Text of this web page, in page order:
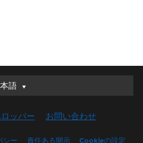
語
本語
(UK)
ッパー お問い合わせ
シー 責任ある開示 Cookieの設定